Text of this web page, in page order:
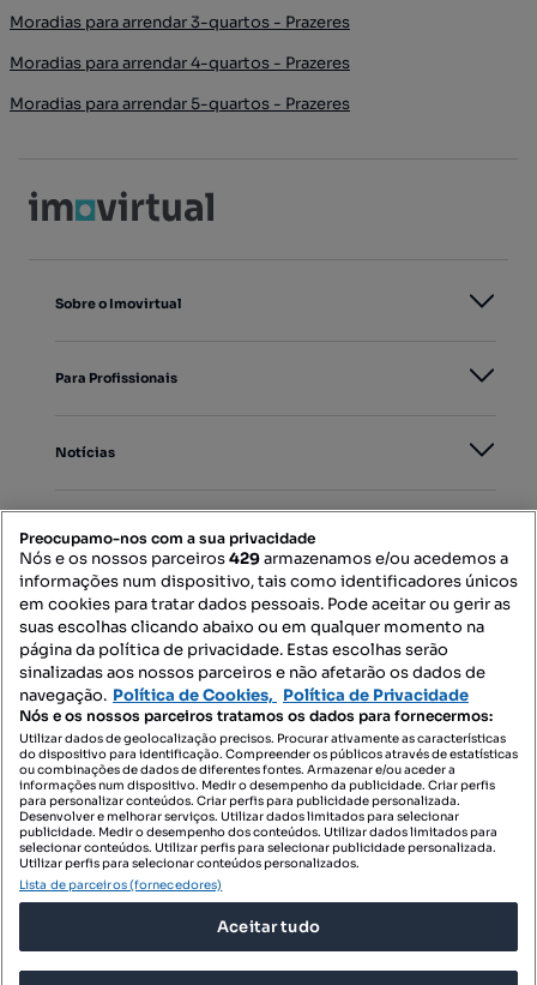
Moradias para arrendar 3-quartos - Prazeres
Moradias para arrendar 4-quartos - Prazeres
Moradias para arrendar 5-quartos - Prazeres
Sobre o Imovirtual
Para Profissionais
Notícias
Mapa do Site
Contacte-nos
SIGA-NOS:
DESCARREGAR NA:
Preocupamo-nos com a sua privacidade
Nós e os nossos parceiros429armazenamos e/ou acedemos a
informações num dispositivo, tais como identificadores únicos
em cookies para tratar dados pessoais. Pode aceitar ou gerir as
suas escolhas clicando abaixo ou em qualquer momento na
página da política de privacidade. Estas escolhas serão
sinalizadas aos nossos parceiros e não afetarão os dados de
navegação. Política de Cookies, Política de Privacidade
Nós e os nossos parceiros tratamos os dados para fornecermos:
Utilizar dados de geolocalização precisos. Procurar ativamente as características
do dispositivo para identificação. Compreender os públicos através de estatísticas
ou combinações de dados de diferentes fontes. Armazenar e/ou aceder a
informações num dispositivo. Medir o desempenho da publicidade. Criar perfis
para personalizar conteúdos. Criar perfis para publicidade personalizada.
Desenvolver e melhorar serviços. Utilizar dados limitados para selecionar
publicidade. Medir o desempenho dos conteúdos. Utilizar dados limitados para
selecionar conteúdos. Utilizar perfis para selecionar publicidade personalizada.
Utilizar perfis para selecionar conteúdos personalizados.
Lista de parceiros (fornecedores)
Aceitar tudo